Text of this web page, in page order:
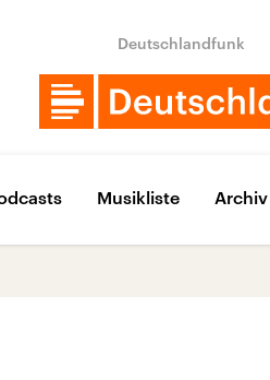
Deutschlandfunk
Musikliste Archiv